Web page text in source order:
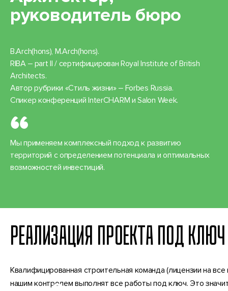
руководитель бюро
B.Arch(hons), M.Arch(hons).
RIBA ‒ part II / сертифицирован Royal Institute of British
Architects.
Автор рубрики «Стиль жизни» ‒ Forbes Russia.
Спикер конференций InterCHARM и Salon Week.
Мы применяем комплексный подход к развитию
территорий с определением потенциала и оптимальных
возможностей инвестиций.
РЕАЛИЗАЦИЯ ПРОЕКТА ПОД КЛЮЧ
Квалифицированная строительная команда (лицензии на
нашим контролем выполнят все работы под ключ. Это